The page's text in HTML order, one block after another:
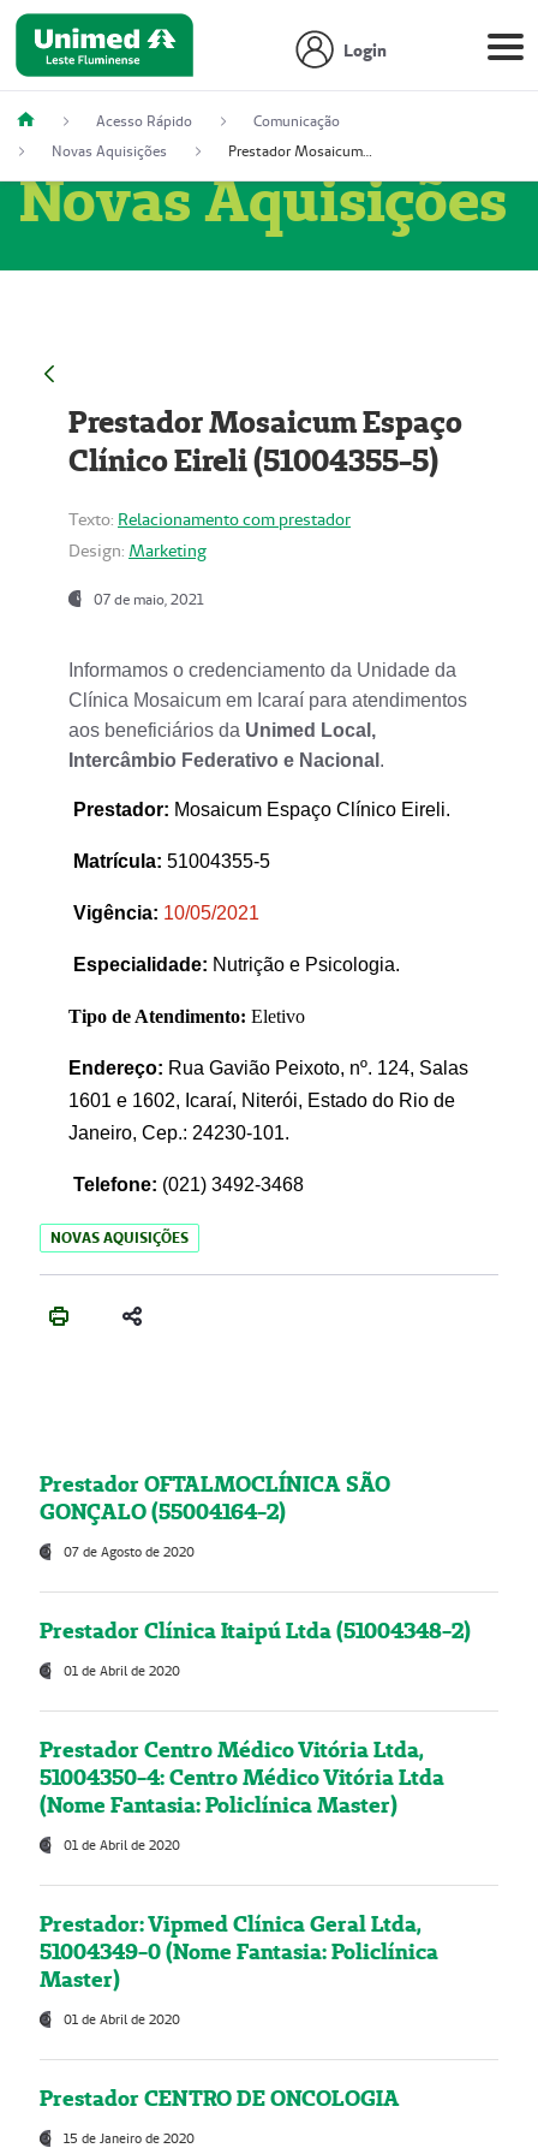
Login
Acesso Rápido
Comunicação
Novas Aquisições
Prestador Mosaicum Espaço Clínico Eireli (51004355-5)
Novas Aquisições
Prestador Mosaicum Espaço
Clínico Eireli (51004355-5)
Texto: Relacionamento com prestador
Design: Marketing
07 de maio, 2021
Informamos o credenciamento da Unidade da
Clínica Mosaicum em Icaraí para atendimentos
aos beneficiários da Unimed Local,
Intercâmbio Federativo e Nacional .
Prestador: Mosaicum Espaço Clínico Eireli.
Matrícula: 51004355-5
Vigência: 10/05/2021
Especialidade: Nutrição e Psicologia.
Tipo de Atendimento: Eletivo
Endereço: Rua Gavião Peixoto, nº. 124, Salas
1601 e 1602, Icaraí, Niterói, Estado do Rio de
Janeiro, Cep.: 24230-101.
Telefone: (021) 3492-3468
NOVAS AQUISIÇÕES
Prestador OFTALMOCLÍNICA SÃO
GONÇALO (55004164-2)
07 de Agosto de 2020
Prestador Clínica Itaipú Ltda (51004348-2)
01 de Abril de 2020
Prestador Centro Médico Vitória Ltda,
51004350-4: Centro Médico Vitória Ltda
(Nome Fantasia: Policlínica Master)
01 de Abril de 2020
Prestador: Vipmed Clínica Geral Ltda,
51004349-0 (Nome Fantasia: Policlínica
Master)
01 de Abril de 2020
Prestador CENTRO DE ONCOLOGIA
15 de Janeiro de 2020